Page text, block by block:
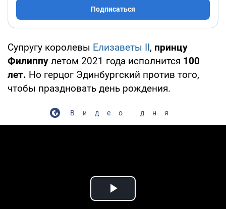
Подписаться
Супругу королевы Елизаветы II, принцу
Филиппу летом 2021 года исполнится 100
лет. Но герцог Эдинбургский против того,
чтобы праздновать день рождения.
Видео дня
Play Video